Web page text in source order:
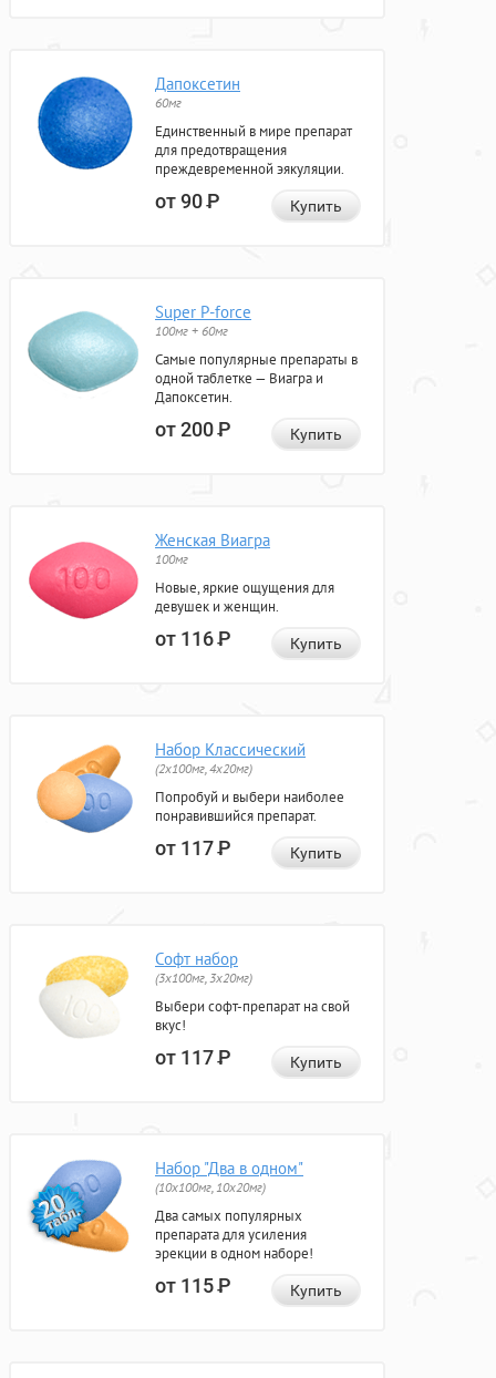
Дапоксетин
60мг
Единственный в мире препарат
для предотвращения
преждевременной эякуляции.
от 90Р Купить
Super P-force
100мг + 60мг
Самые популярные препараты в
одной таблетке — Виагра и
Дапоксетин.
от 200Р Купить
Женская Виагра
100мг
Новые, яркие ощущения для
девушек и женщин.
от 116Р Купить
Набор Классический
(2x100мг, 4x20мг)
Попробуй и выбери наиболее
понравившийся препарат.
от 117Р Купить
Софт набор
(3x100мг, 3x20мг)
Выбери софт-препарат на свой
вкус!
от 117Р Купить
Набор "Два в одном"
(10x100мг, 10x20мг)
Два самых популярных
препарата для усиления
эрекции в одном наборе!
от 115Р Купить